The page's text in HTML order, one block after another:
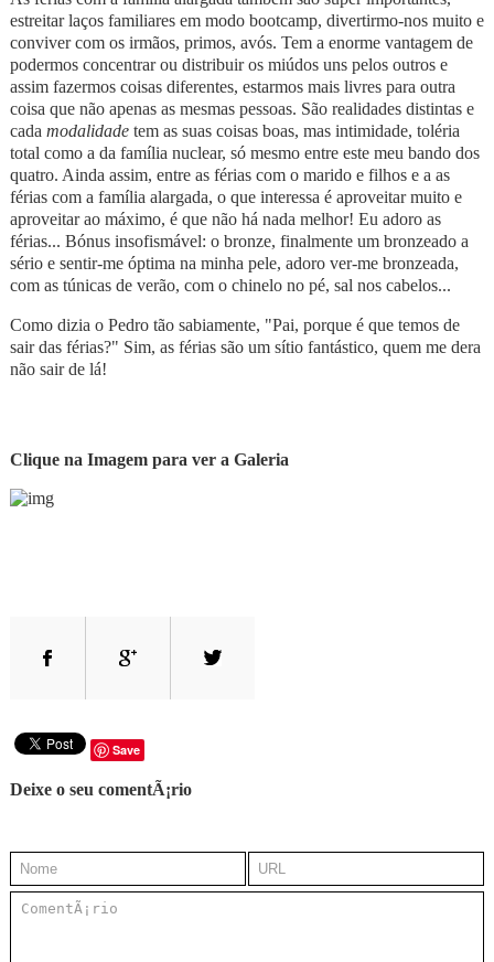
estreitar laços familiares em modo bootcamp, divertirmo-nos muito e
conviver com os irmãos, primos, avós. Tem a enorme vantagem de
podermos concentrar ou distribuir os miúdos uns pelos outros e
assim fazermos coisas diferentes, estarmos mais livres para outra
coisa que não apenas as mesmas pessoas. São realidades distintas e
cada modalidadetem as suas coisas boas, mas intimidade, toléria
total como a da família nuclear, só mesmo entre este meu bando dos
quatro. Ainda assim, entre as férias com o marido e filhos e a as
férias com a família alargada, o que interessa é aproveitar muito e
aproveitar ao máximo, é que não há nada melhor! Eu adoro as
férias... Bónus insofismável: o bronze, finalmente um bronzeado a
sério e sentir-me óptima na minha pele, adoro ver-me bronzeada,
com as túnicas de verão, com o chinelo no pé, sal nos cabelos...
Como dizia o Pedro tão sabiamente, "Pai, porque é que temos de
sair das férias?" Sim, as férias são um sítio fantástico, quem me dera
não sair de lá!
Clique na Imagem para ver a Galeria
Save
Deixe o seu comentÃ¡rio